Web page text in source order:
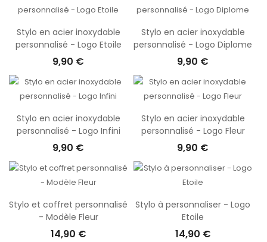
Stylo en acier inoxydable
personnalisé - Logo Etoile
9,90 €
Stylo en acier inoxydable
personnalisé - Logo Diplome
9,90 €
Stylo en acier inoxydable
personnalisé - Logo Infini
9,90 €
Stylo en acier inoxydable
personnalisé - Logo Fleur
9,90 €
Stylo et coffret personnalisé
- Modèle Fleur
14,90 €
Stylo à personnaliser - Logo
Etoile
14,90 €